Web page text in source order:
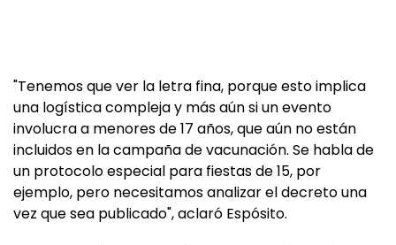
"Tenemos que ver la letra fina, porque esto implica
una logística compleja y más aún si un evento
involucra a menores de 17 años, que aún no están
incluidos en la campaña de vacunación. Se habla de
un protocolo especial para fiestas de 15, por
ejemplo, pero necesitamos analizar el decreto una
vez que sea publicado", aclaró Espósito.